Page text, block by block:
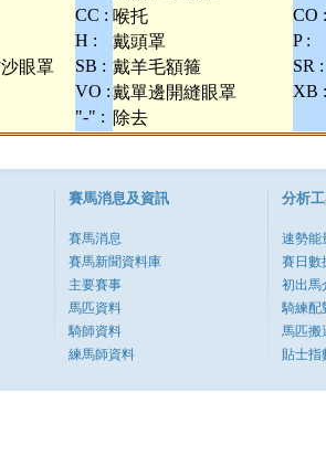
CC : 喉托
CO :
H : 戴頭罩
P :
眼罩 SB : 戴羊毛額箍
SR :
VO :戴單邊開縫眼罩
XB :
"-" : 除去
賽馬消息及資訊
賽馬消息
賽馬新聞資料庫
主要賽事
馬匹資料
騎師資料
練馬師資料
分析
速勢能
賽日數
初出馬
騎練配
馬匹搬
貼士指